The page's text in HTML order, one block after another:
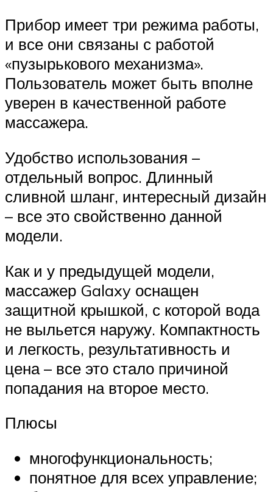
Прибор имеет три режима работы,
и все они связаны с работой
«пузырькового механизма».
Пользователь может быть вполне
уверен в качественной работе
массажера.
Удобство использования –
отдельный вопрос. Длинный
сливной шланг, интересный дизайн
– все это свойственно данной
модели.
Как и у предыдущей модели,
массажер Galaxy оснащен
защитной крышкой, с которой вода
не выльется наружу. Компактность
и легкость, результативность и
цена – все это стало причиной
попадания на второе место.
Плюсы
многофункциональность;
понятное для всех управление;